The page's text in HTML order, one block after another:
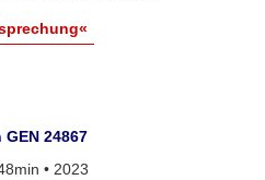
24867
• 2023